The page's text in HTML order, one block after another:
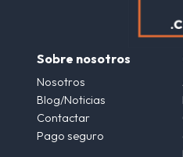
Sobre nosotros
Nosotros
Blog/Noticias
Contactar
Pago seguro